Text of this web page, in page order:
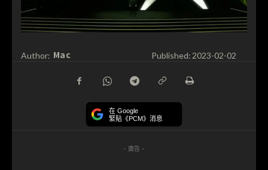
Author: Mac Published: 2023-02-02
在 Google
緊貼《PCM》消息
- 廣告 -